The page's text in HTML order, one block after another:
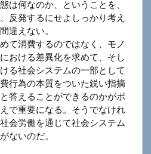
は何なのか、ということを、
反発するにせよしっかり考え
違えない。
て消費するのではなく、モノ
おける差異化を求めて、そし
る社会システムの一部として
行為の本質をついた鋭い指摘
答えることができるのかがポ
で重要になる。そうでなけれ
会労働を通じて社会システム
ないのだ。